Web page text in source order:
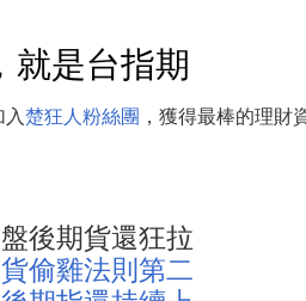
就是台指期
楚狂人粉絲團 ，獲得最棒的理財
後期貨還狂拉
偷雞法則第二